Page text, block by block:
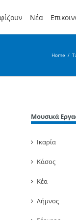
Νέα
Home /
Μουσικά
Ικαρία
Κάσος
Κέα
Λήμνος